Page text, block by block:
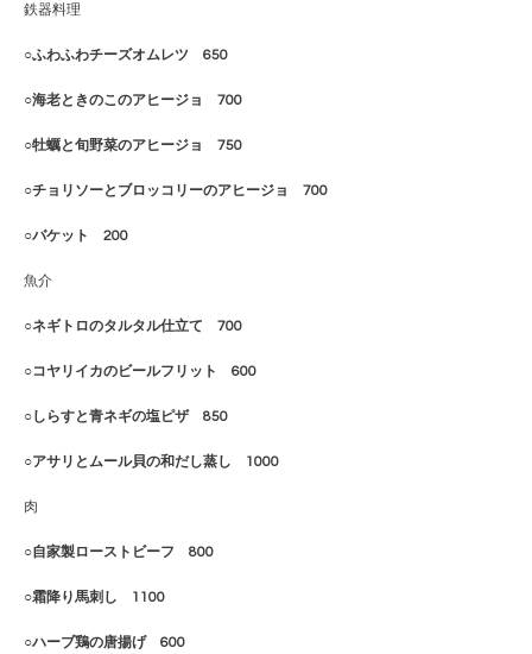
鉄器料理
○ふわふわチーズオムレツ 650
○海老ときのこのアヒージョ 700
○牡蠣と旬野菜のアヒージョ 750
○チョリソーとブロッコリーのアヒージョ 700
○バケット 200
魚介
○ネギトロのタルタル仕立て 700
○コヤリイカのビールフリット 600
○しらすと青ネギの塩ピザ 850
○アサリとムール貝の和だし蒸し 1000
肉
○自家製ローストビーフ 800
○霜降り馬刺し 1100
○ハーブ鶏の唐揚げ 600